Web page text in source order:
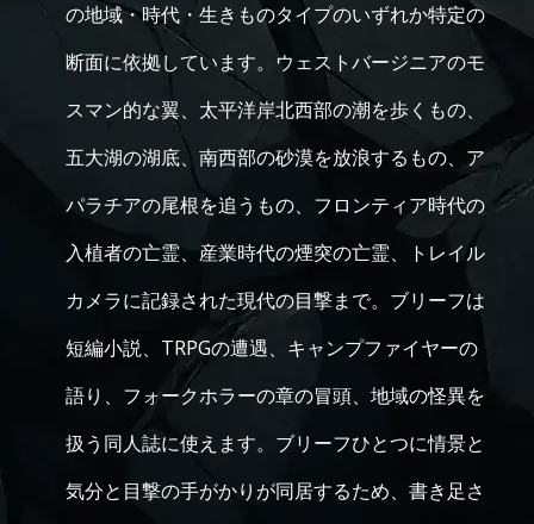
の地域・時代・生きものタイプのいずれか特定の
断面に依拠しています。ウェストバージニアのモ
スマン的な翼、太平洋岸北西部の潮を歩くもの、
五大湖の湖底、南西部の砂漠を放浪するもの、ア
パラチアの尾根を追うもの、フロンティア時代の
入植者の亡霊、産業時代の煙突の亡霊、トレイル
カメラに記録された現代の目撃まで。ブリーフは
短編小説、TRPGの遭遇、キャンプファイヤーの
語り、フォークホラーの章の冒頭、地域の怪異を
扱う同人誌に使えます。ブリーフひとつに情景と
気分と目撃の手がかりが同居するため、書き足さ